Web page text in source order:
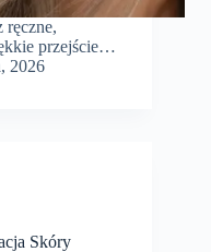
ręczne,
przejście…
2026
Skóry